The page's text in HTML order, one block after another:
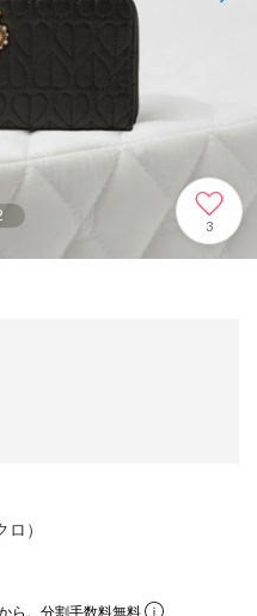
3
）
ら。分割手数料無料